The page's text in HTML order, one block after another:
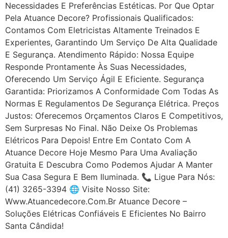
Necessidades E Preferências Estéticas. Por Que Optar
Pela Atuance Decore? Profissionais Qualificados:
Contamos Com Eletricistas Altamente Treinados E
Experientes, Garantindo Um Serviço De Alta Qualidade
E Segurança. Atendimento Rápido: Nossa Equipe
Responde Prontamente Às Suas Necessidades,
Oferecendo Um Serviço Ágil E Eficiente. Segurança
Garantida: Priorizamos A Conformidade Com Todas As
Normas E Regulamentos De Segurança Elétrica. Preços
Justos: Oferecemos Orçamentos Claros E Competitivos,
Sem Surpresas No Final. Não Deixe Os Problemas
Elétricos Para Depois! Entre Em Contato Com A
Atuance Decore Hoje Mesmo Para Uma Avaliação
Gratuita E Descubra Como Podemos Ajudar A Manter
Sua Casa Segura E Bem Iluminada. 📞 Ligue Para Nós:
(41) 3265-3394 🌐 Visite Nosso Site:
Www.atuancedecore.com.br Atuance Decore –
Soluções Elétricas Confiáveis E Eficientes No Bairro
Santa Cândida!